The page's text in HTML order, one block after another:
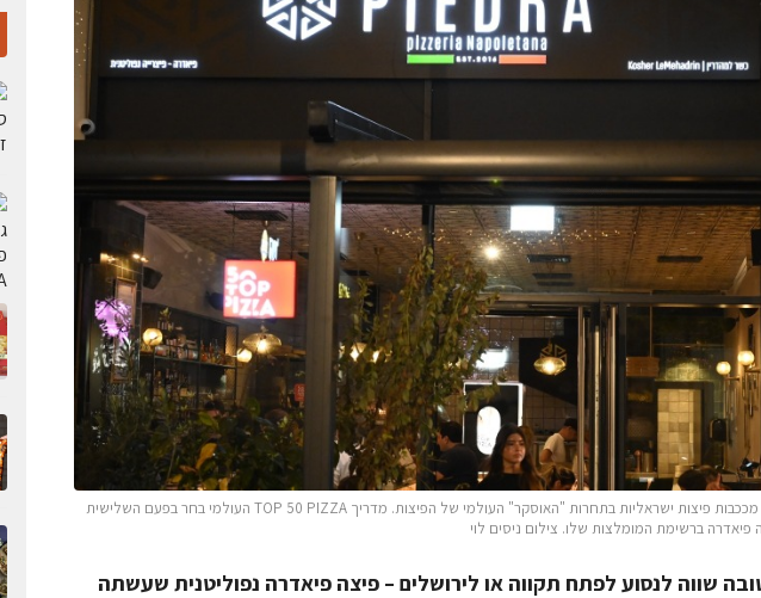
זו לא השנה הראשונה בה מככבות פיצות ישראליות בתחרות "האוסקר" העולמי של הפיצות. מדריך TOP 50 PIZZA העולמי בחר בפעם השלישית
פיאדרה ברשימת המומלצות שלו. צילום ניסים לוי
שווה לנסוע לפתח תקווה או לירושלים – פיצה פיאדרה נפוליטנית שעשתה